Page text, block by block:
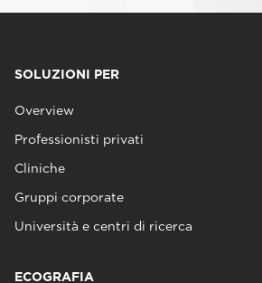
SOLUZIONI PER
Overview
Professionisti privati
Cliniche
Gruppi corporate
Università e centri di ricerca
ECOGRAFIA